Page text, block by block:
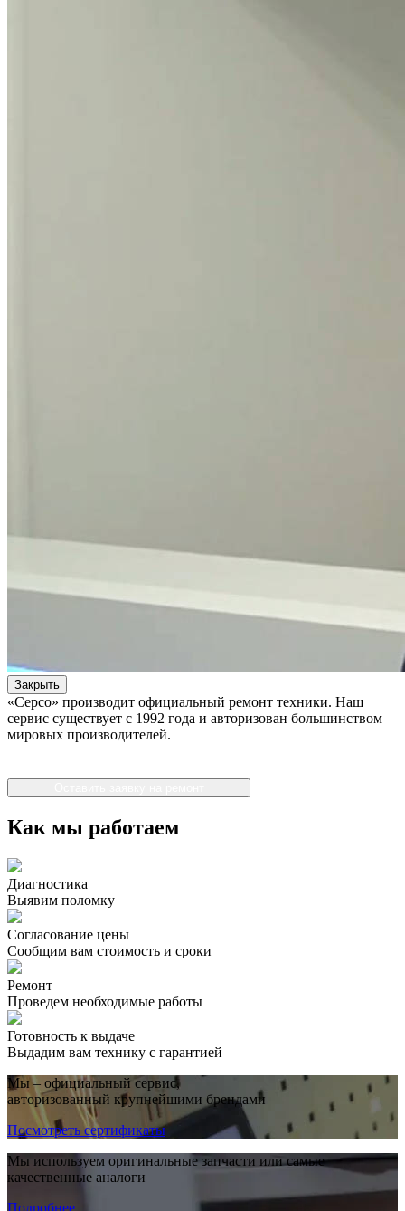
Закрыть
«Серсо» производит официальный ремонт техники. Наш
сервис существует с 1992 года и авторизован большинством
мировых производителей.
Как мы работаем
Диагностика
Выявим поломку
Согласование цены
Сообщим вам стоимость и сроки
Ремонт
Проведем необходимые работы
Готовность к выдаче
Выдадим вам технику с гарантией
Мы – официальный сервис,
авторизованный крупнейшими брендами
Посмотреть сертификаты
Мы используем оригинальные запчасти или самые
качественные аналоги
Подробнее